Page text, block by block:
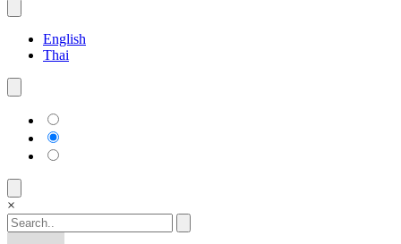
English
Thai
×